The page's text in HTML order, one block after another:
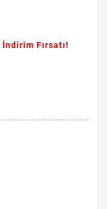
İndirim Fırsatı!